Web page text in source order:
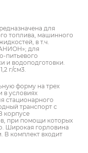
для
топлива, машинного
в т.ч.
для
питьевого
и водоподготовки.
г/см3.
форму на трех
в условиях
стационарного
транспорт с
корпусе
при помощи которых
Широкая горловина
В комплект входит